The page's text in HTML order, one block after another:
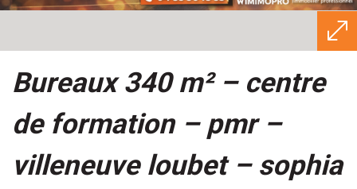
bureaux 340 m² – centre
de formation – pmr –
villeneuve loubet – sophia